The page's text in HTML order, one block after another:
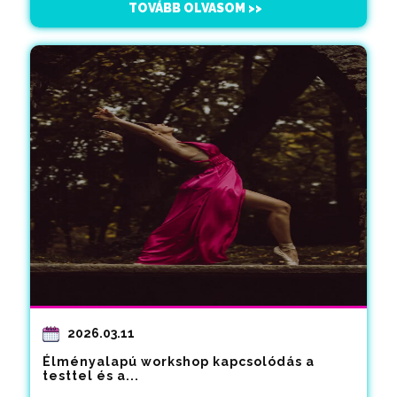
TOVÁBB OLVASOM >>
2026.03.11
Élményalapú workshop kapcsolódás a
testtel és a...